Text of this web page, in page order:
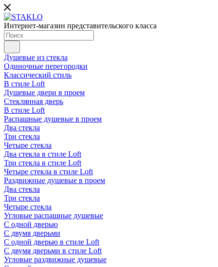
Интернет-магазин представительского класса
Душевые из стекла
Одиночные перегородки
Классический стиль
В стиле Loft
Душевые двери в проем
Стеклянная дверь
В стиле Loft
Распашные душевые в проем
Два стекла
Три стекла
Четыре стекла
Два стекла в стиле Loft
Три стекла в стиле Loft
Четыре стекла в стиле Loft
Раздвижные душевые в проем
Два стекла
Три стекла
Четыре стекла
Угловые распашные душевые
С одной дверью
С двумя дверьми
С одной дверью в стиле Loft
С двумя дверьми в стиле Loft
Угловые раздвижные душевые